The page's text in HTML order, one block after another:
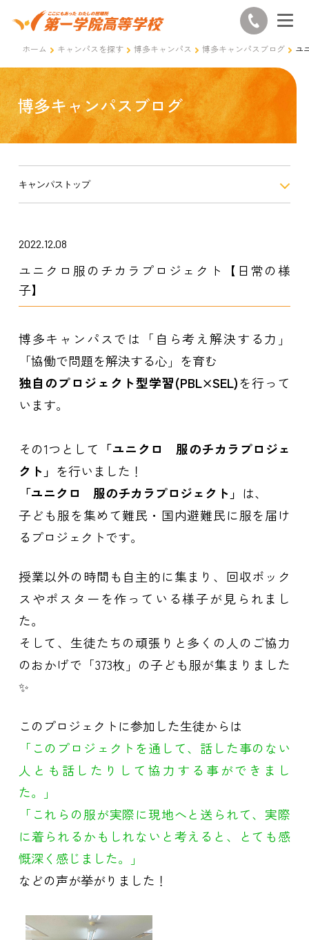
ホーム キャンパスを探す 博多キャンパス 博多キャンパスブログ ユ
博多キャンパスブログ
キャンパストップ
2022.12.08
ユニクロ服のチカラプロジェクト【日常の様
子】
博多キャンパスでは「自ら考え解決する力」
「協働で問題を解決する心」を育む
独自のプロジェクト型学習(PBL×SEL)を行って
います。
その1つとして 「ユニクロ 服のチカラプロジェ
クト」 を行いました！
「ユニクロ 服のチカラプロジェクト」 は、
子ども服を集めて難民・国内避難民に服を届け
るプロジェクトです。
授業以外の時間も自主的に集まり、回収ボック
スやポスターを作っている様子が見られまし
た。
そして、生徒たちの頑張りと多くの人のご協力
のおかげで「373枚」の子ども服が集まりました
✨
このプロジェクトに参加した生徒からは
「このプロジェクトを通して、話した事のない
人とも話したりして協力する事ができまし
た。」
「これらの服が実際に現地へと送られて、実際
に着られるかもしれないと考えると、とても感
慨深く感じました。」
などの声が挙がりました！